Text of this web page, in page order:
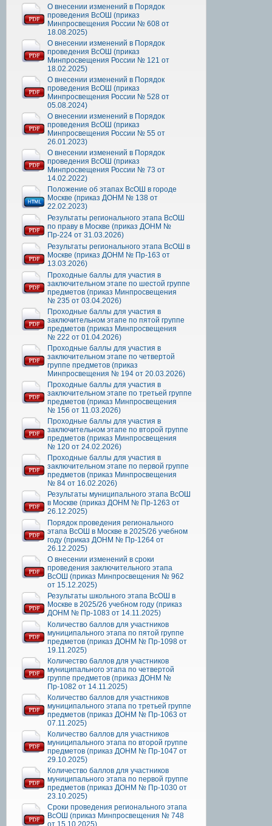
О внесении изменений в Порядок
проведения ВсОШ (приказ
Минпросвещения России № 608 от
18.08.2025)
О внесении изменений в Порядок
проведения ВсОШ (приказ
Минпросвещения России № 121 от
18.02.2025)
О внесении изменений в Порядок
проведения ВсОШ (приказ
Минпросвещения России № 528 от
05.08.2024)
О внесении изменений в Порядок
проведения ВсОШ (приказ
Минпросвещения России № 55 от
26.01.2023)
О внесении изменений в Порядок
проведения ВсОШ (приказ
Минпросвещения России № 73 от
14.02.2022)
Положение об этапах ВсОШ в городе
Москве (приказ ДОНМ № 138 от
22.02.2023)
Результаты регионального этапа ВсОШ
по праву в Москве (приказ ДОНМ №
Пр-224 от 31.03.2026)
Результаты регионального этапа ВсОШ в
Москве (приказ ДОНМ № Пр-163 от
13.03.2026)
Проходные баллы для участия в
заключительном этапе по шестой группе
предметов (приказ Минпросвещения
№ 235 от 03.04.2026)
Проходные баллы для участия в
заключительном этапе по пятой группе
предметов (приказ Минпросвещения
№ 222 от 01.04.2026)
Проходные баллы для участия в
заключительном этапе по четвертой
группе предметов (приказ
Минпросвещения № 194 от 20.03.2026)
Проходные баллы для участия в
заключительном этапе по третьей группе
предметов (приказ Минпросвещения
№ 156 от 11.03.2026)
Проходные баллы для участия в
заключительном этапе по второй группе
предметов (приказ Минпросвещения
№ 120 от 24.02.2026)
Проходные баллы для участия в
заключительном этапе по первой группе
предметов (приказ Минпросвещения
№ 84 от 16.02.2026)
Результаты муниципального этапа ВсОШ
в Москве (приказ ДОНМ № Пр-1263 от
26.12.2025)
Порядок проведения регионального
этапа ВсОШ в Москве в 2025/26 учебном
году (приказ ДОНМ № Пр-1264 от
26.12.2025)
О внесении изменений в сроки
проведения заключительного этапа
ВсОШ (приказ Минпросвещения № 962
от 15.12.2025)
Результаты школьного этапа ВсОШ в
Москве в 2025/26 учебном году (приказ
ДОНМ № Пр-1083 от 14.11.2025)
Количество баллов для участников
муниципального этапа по пятой группе
предметов (приказ ДОНМ № Пр-1098 от
19.11.2025)
Количество баллов для участников
муниципального этапа по четвертой
группе предметов (приказ ДОНМ №
Пр-1082 от 14.11.2025)
Количество баллов для участников
муниципального этапа по третьей группе
предметов (приказ ДОНМ № Пр-1063 от
07.11.2025)
Количество баллов для участников
муниципального этапа по второй группе
предметов (приказ ДОНМ № Пр-1047 от
29.10.2025)
Количество баллов для участников
муниципального этапа по первой группе
предметов (приказ ДОНМ № Пр-1030 от
23.10.2025)
Сроки проведения регионального этапа
ВсОШ (приказ Минпросвещения № 748
от 15.10.2025)